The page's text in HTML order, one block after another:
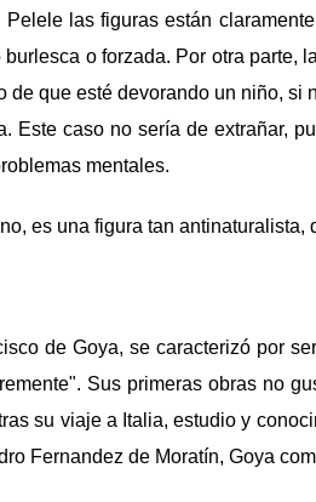
Pelele las figuras están
burlesca o forzada. Por otra parte,
de que esté devorando un niño,
Este caso no sería de extrañar,
mentales.
es una figura tan
de Goya, se caracterizó por
Sus primeras obras no
su viaje a Italia, estudio y
Fernandez de Moratín, Goya